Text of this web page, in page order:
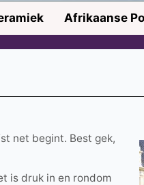
Afrikaanse
net begint. Best gek,
is druk in en rondom